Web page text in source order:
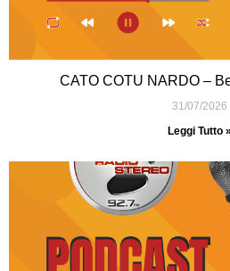
CATO COTU NARDO –
31/07/2026
Leggi Tutto »